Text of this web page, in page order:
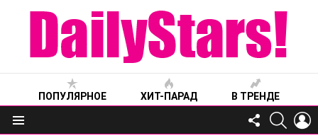
ПОПУЛЯРНОЕ ХИТ-ПАРАД В ТРЕНДЕ
Меню
FOLLOW
US